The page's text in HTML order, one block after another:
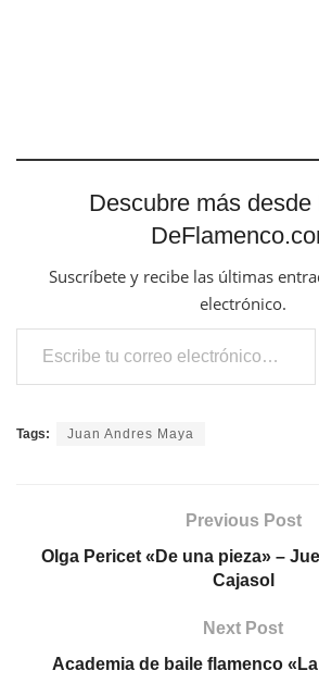
Descubre más desde
Suscríbete y recibe las últimas
electrónico.
Escribe tu correo electrónico…
Tags: Juan Andres Maya
Previous Post
Olga Pericet «De una pieza» –
Cajasol
Next Post
Academia de baile flamenco